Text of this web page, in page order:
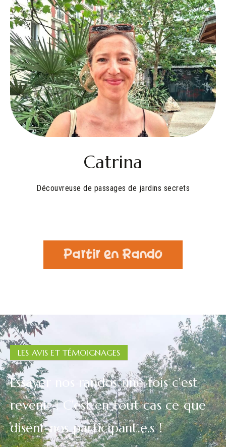
Catrina
Découvreuse de passages de jardins secrets
Partir en Rando
LES AVIS ET TÉMOIGNAGES
Essayer nos randos une fois c'est
revenir ! C'est en tout cas ce que
disent nos participant.e.s !